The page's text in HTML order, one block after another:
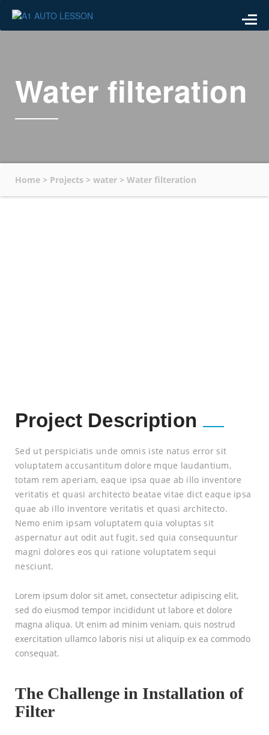
Water filteration
Home > Projects > water > Water filteration
Project Description
Sed ut perspiciatis unde omnis iste natus error sit
voluptatem accusantitum dolore mque laudantium,
totam rem aperiam, eaque ipsa quae ab illo inventore
veritatis et quasi architecto beatae vitae dict eaque ipsa
quae ab illo inventore veritatis et quasi architecto.
Nemo enim ipsam voluptatem quia voluptas sit
aspernatur aut odit aut fugit, sed quia consequuntur
magni dolores eos qui ratione voluptatem sequi
nesciunt.
Lorem ipsum dolor sit amet, consectetur adipiscing elit,
sed do eiusmod tempor incididunt ut labore et dolore
magna aliqua. Ut enim ad minim veniam, quis nostrud
exercitation ullamco laboris nisi ut aliquip ex ea commodo
consequat.
The Challenge in Installation of
Filter